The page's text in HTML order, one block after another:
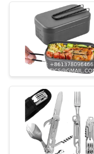
행
캠핑
야외용